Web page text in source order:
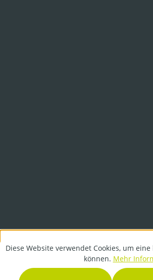
Diese Website verwendet Cookies, um
können. Mehr